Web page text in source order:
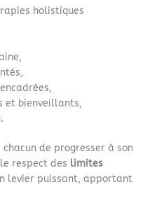
holistiques
et bienveillants,
de progresser à son
respect des limites
levier puissant, apportant